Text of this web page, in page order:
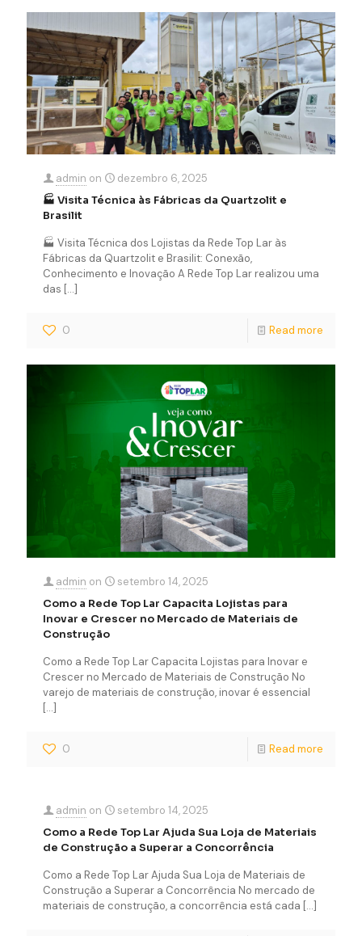
admin on
dezembro 6, 2025
🏭 Visita Técnica às Fábricas da Quartzolit e
Brasilit
🏭 Visita Técnica dos Lojistas da Rede Top Lar às
Fábricas da Quartzolit e Brasilit: Conexão,
Conhecimento e Inovação A Rede Top Lar realizou uma
das […]
0 Read more
admin on
setembro 14, 2025
Como a Rede Top Lar Capacita Lojistas para
Inovar e Crescer no Mercado de Materiais de
Construção
Como a Rede Top Lar Capacita Lojistas para Inovar e
Crescer no Mercado de Materiais de Construção No
varejo de materiais de construção, inovar é essencial
[…]
0 Read more
admin on
setembro 14, 2025
Como a Rede Top Lar Ajuda Sua Loja de Materiais
de Construção a Superar a Concorrência
Como a Rede Top Lar Ajuda Sua Loja de Materiais de
Construção a Superar a Concorrência No mercado de
materiais de construção, a concorrência está cada […]